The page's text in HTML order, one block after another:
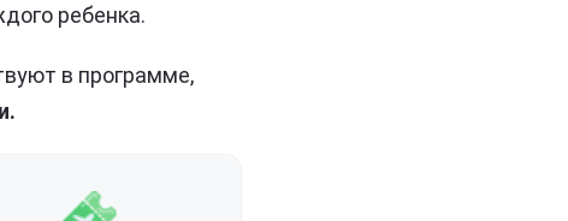
ребенка.
в программе,